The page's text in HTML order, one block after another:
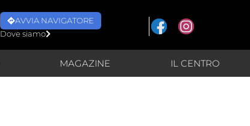
AVVIA NAVIGATORE
Dove siamo
MAGAZINE IL CENTRO